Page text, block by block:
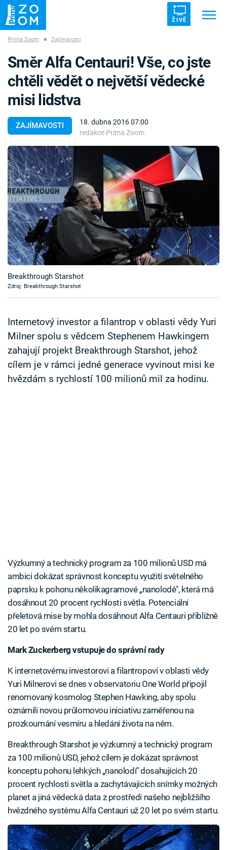
ŽIVĚ
ZÁHADY VETŘELCI DÁVNOVĚKU
Témata
Témata
Pořady
TV Program
Časopis
Sledujte prima+
Sledujte nás
Prima Zoom ■ Zajímavosti
ZAJÍMAVOSTI
18. dubna 2016 07:00
redakce Prima Zoom
Směr Alfa Centauri! Vše, co jste
chtěli vědět o největší vědecké
misi lidstva
Breakthrough Starshot
Zdroj: Breakthrough Starshot
Internetový investor a filantrop v oblasti vědy Yuri
Milner spolu s vědcem Stephenem Hawkingem
zahajují projekt Breakthrough Starshot, jehož
cílem je v rámci jedné generace vyvinout misi ke
hvězdám s rychlostí 100 milionů mil za hodinu.
Výzkumný a technický program za 100 milionů USD má
ambici dokázat správnost konceptu využití světelného
paprsku k pohonu několikagramové „nanolodě", která má
dosáhnout 20 procent rychlosti světla. Potenciální
přeletová mise by mohla dosáhnout Alfa Centauri přibližně
20 let po svém startu.
Mark Zuckerberg vstupuje do správní rady
K internetovému investorovi a filantropovi v oblasti vědy
Yuri Milnerovi se dnes v observatoriu One World připojil
renomovaný kosmolog Stephen Hawking, aby spolu
oznámili novou průlomovou iniciativu zaměřenou na
prozkoumání vesmíru a hledání života na něm.
Breakthrough Starshot je výzkumný a technický program
za 100 milionů USD, jehož cílem je dokázat správnost
konceptu pohonu lehkých „nanolodí" dosahujících 20
procent rychlosti světla a zachytávajících snímky možných
planet a jiná vědecká data z prostředí našeho nejbližšího
hvězdného systému Alfa Centauri už 20 let po svém startu.